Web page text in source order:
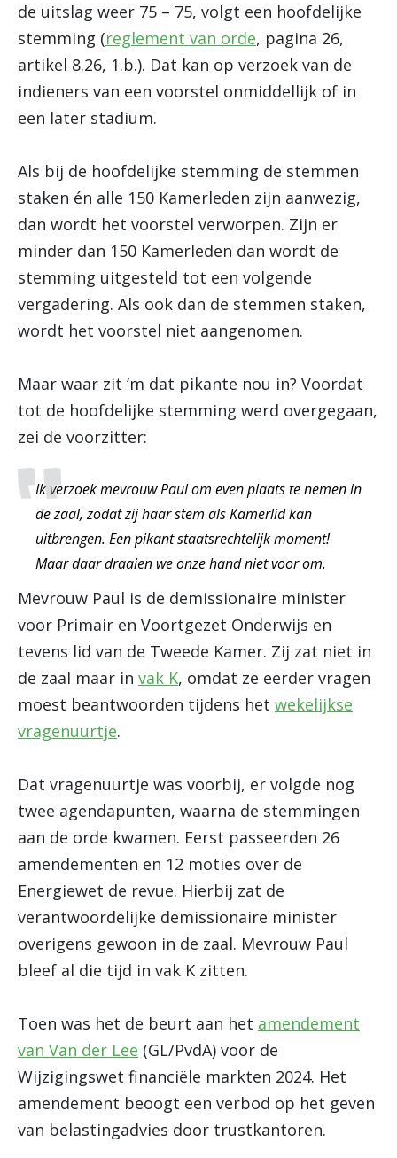
de uitslag weer 75 – 75, volgt een hoofdelijke
stemming (reglement van orde, pagina 26,
artikel 8.26, 1.b.). Dat kan op verzoek van de
indieners van een voorstel onmiddellijk of in
een later stadium.
Als bij de hoofdelijke stemming de stemmen
staken én alle 150 Kamerleden zijn aanwezig,
dan wordt het voorstel verworpen. Zijn er
minder dan 150 Kamerleden dan wordt de
stemming uitgesteld tot een volgende
vergadering. Als ook dan de stemmen staken,
wordt het voorstel niet aangenomen.
Maar waar zit ‘m dat pikante nou in? Voordat
tot de hoofdelijke stemming werd overgegaan,
zei de voorzitter:
Ik verzoek mevrouw Paul om even plaats te nemen in
de zaal, zodat zij haar stem als Kamerlid kan
uitbrengen. Een pikant staatsrechtelijk moment!
Maar daar draaien we onze hand niet voor om.
Mevrouw Paul is de demissionaire minister
voor Primair en Voortgezet Onderwijs en
tevens lid van de Tweede Kamer. Zij zat niet in
de zaal maar in vak K, omdat ze eerder vragen
moest beantwoorden tijdens het wekelijkse
vragenuurtje.
Dat vragenuurtje was voorbij, er volgde nog
twee agendapunten, waarna de stemmingen
aan de orde kwamen. Eerst passeerden 26
amendementen en 12 moties over de
Energiewet de revue. Hierbij zat de
verantwoordelijke demissionaire minister
overigens gewoon in de zaal. Mevrouw Paul
bleef al die tijd in vak K zitten.
Toen was het de beurt aan het amendement
van Van der Lee (GL/PvdA) voor de
Wijzigingswet financiële markten 2024. Het
amendement beoogt een verbod op het geven
van belastingadvies door trustkantoren.